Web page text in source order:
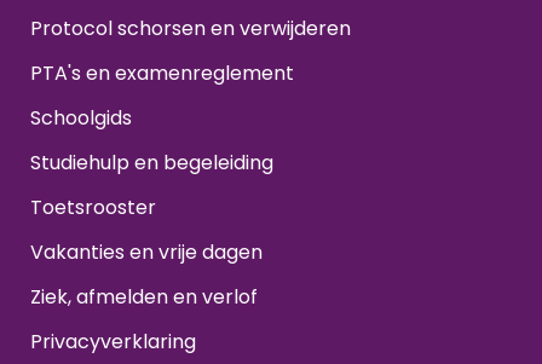
Protocol schorsen en verwijderen
PTA's en examenreglement
Schoolgids
Studiehulp en begeleiding
Toetsrooster
Vakanties en vrije dagen
Ziek, afmelden en verlof
Privacyverklaring